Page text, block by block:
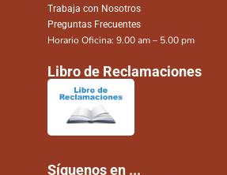
Trabaja con Nosotros
Preguntas Frecuentes
Horario Oficina: 9.00 am – 5.00 pm
Libro de Reclamaciones
Síguenos en ...